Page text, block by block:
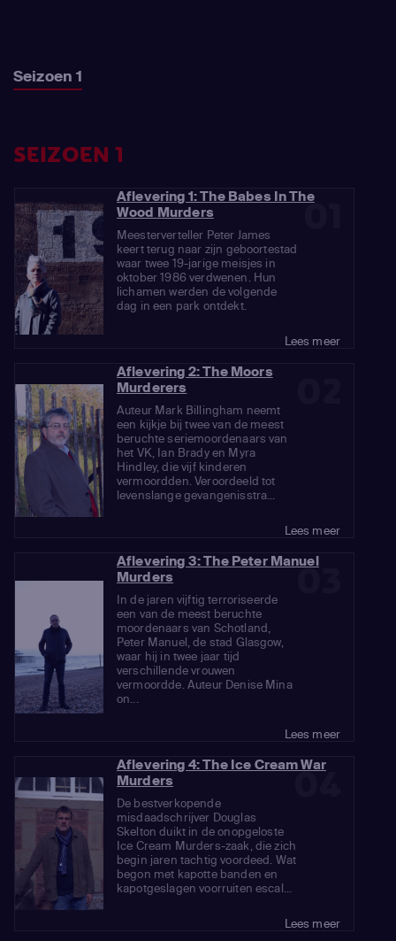
Seizoen 1
SEIZOEN 1
01
Aflevering 1: The Babes In The
Wood Murders
Meesterverteller Peter James
keert terug naar zijn geboortestad
waar twee 19-jarige meisjes in
oktober 1986 verdwenen. Hun
lichamen werden de volgende
dag in een park ontdekt.
Lees meer
Aflevering 2: The Moors
Murderers
Auteur Mark Billingham neemt
een kijkje bij twee van de meest
beruchte seriemoordenaars van
het VK, Ian Brady en Myra
Hindley, die vijf kinderen
vermoordden. Veroordeeld tot
levenslange gevangenisstra...
Lees meer
03
Aflevering 3: The Peter Manuel
Murders
In de jaren vijftig terroriseerde
een van de meest beruchte
moordenaars van Schotland,
Peter Manuel, de stad Glasgow,
waar hij in twee jaar tijd
verschillende vrouwen
vermoordde. Auteur Denise Mina
on...
Lees meer
04
Aflevering 4: The Ice Cream War
Murders
De bestverkopende
misdaadschrijver Douglas
Skelton duikt in de onopgeloste
Ice Cream Murders-zaak, die zich
begin jaren tachtig voordeed. Wat
begon met kapotte banden en
kapotgeslagen voorruiten escal...
Lees meer